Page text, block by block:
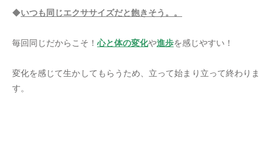
◆いつも同じエクササイズだと飽きそう。。
毎回同じだからこそ！ 心と体の変化や進歩を感じやすい！
変化を感じて生かしてもらうため、立って始まり立って終わりま
す。